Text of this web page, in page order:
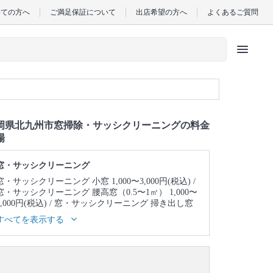
の方へ ご満足保証について 出店希望の方へ よくあるご質問
menu
県北九州市窓掃除・サッシクリーニングの料金
・サッシクリーニング
・サッシクリーニング 小窓 1,000〜3,000円(税込)
・サッシクリーニング 腰高窓（0.5〜1㎡） 1,000〜
円(税込)
窓・サッシクリーニング 掃き出し窓
1〜2㎡) 1,000〜3,000円(税込)
グ 天窓 3,000～5,000円(税込)
べてを表示する